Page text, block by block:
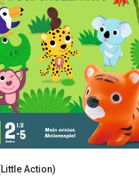
Krabbelschuhe 12-18 Monate
Action)